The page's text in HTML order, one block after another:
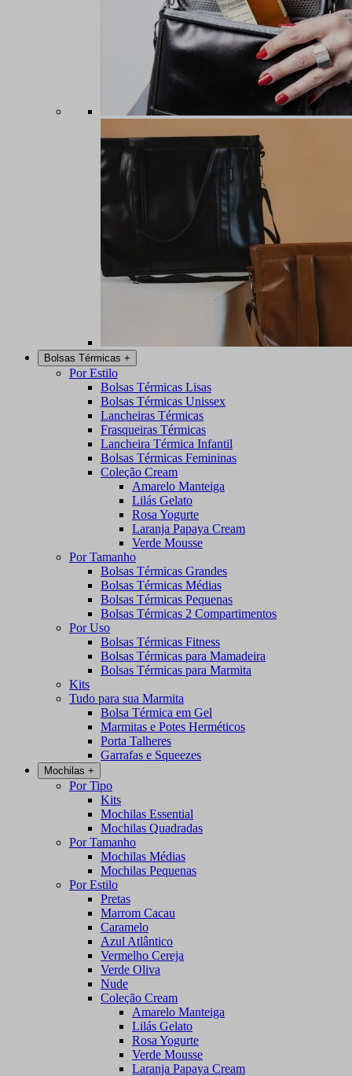
Bolsas Térmicas +
Por Estilo
Bolsas Térmicas Lisas
Bolsas Térmicas Unissex
Lancheiras Térmicas
Frasqueiras Térmicas
Lancheira Térmica Infantil
Bolsas Térmicas Femininas
Coleção Cream
Amarelo Manteiga
Lilás Gelato
Rosa Yogurte
Laranja Papaya Cream
Verde Mousse
Por Tamanho
Bolsas Térmicas Grandes
Bolsas Térmicas Médias
Bolsas Térmicas Pequenas
Bolsas Térmicas 2 Compartimentos
Por Uso
Bolsas Térmicas Fitness
Bolsas Térmicas para Mamadeira
Bolsas Térmicas para Marmita
Kits
Tudo para sua Marmita
Bolsa Térmica em Gel
Marmitas e Potes Herméticos
Porta Talheres
Garrafas e Squeezes
Mochilas +
Por Tipo
Kits
Mochilas Essential
Mochilas Quadradas
Por Tamanho
Mochilas Médias
Mochilas Pequenas
Por Estilo
Pretas
Marrom Cacau
Caramelo
Azul Atlântico
Vermelho Cereja
Verde Oliva
Nude
Coleção Cream
Amarelo Manteiga
Lilás Gelato
Rosa Yogurte
Verde Mousse
Laranja Papaya Cream